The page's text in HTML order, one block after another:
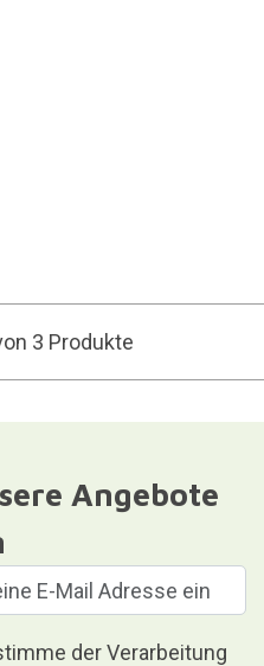
3 Produkte
Angebote
der Verarbeitung